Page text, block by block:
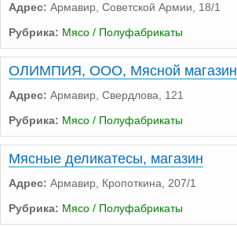
Адрес: Армавир, Советской Армии, 18/1
Рубрика: Мясо / Полуфабрикаты
ОЛИМПИЯ, ООО, Мясной магазин
Адрес: Армавир, Свердлова, 121
Рубрика: Мясо / Полуфабрикаты
Мясные деликатесы, магазин
Адрес: Армавир, Кропоткина, 207/1
Рубрика: Мясо / Полуфабрикаты